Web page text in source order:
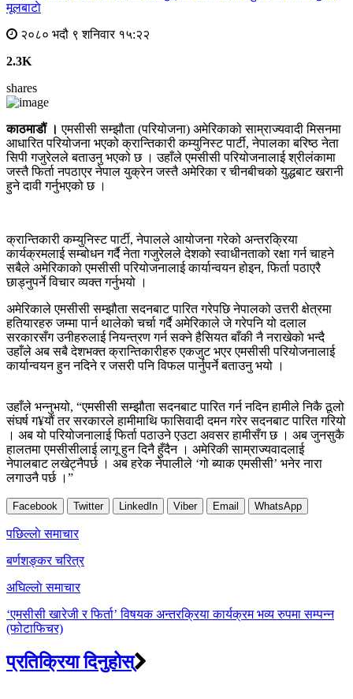
मूलबाटाे
२०८० भदौ ९ शनिवार १५:२२
2.3K
shares
काठमाडौं । एमसीसी सम्झौता (परियोजना) अमेरिकाको साम्राज्यवादी मिसनमा
आधारित परियोजना भएको क्रान्तिकारी कम्युनिस्ट पार्टी, नेपालका बरिष्ठ नेता
सिपी गजुरेलले बताउनु भएको छ । उहाँले एमसीसी परियोजनालाई श्रीलंकामा
जस्तै फिर्ता नपठाएर नेपाल युक्रेन जस्तै अमेरिका र चीनबीचको युद्धबाट खरानी
हुने दावी गर्नुभएको छ ।
क्रान्तिकारी कम्युनिस्ट पार्टी, नेपालले आयोजना गरेको अन्तरक्रिया
कार्यक्रमलाई सम्बोधन गर्दै नेता गजुरेलले देशको स्वाधीनताको रक्षा गर्न चाहने
सबैले अमेरिकाको एमसीसी परियोजनालाई कार्यान्वयन होइन, फिर्ता पठाएरै
छाड्नुपर्ने विचार व्यक्त गर्नुभयो ।
अमेरिकाले एमसीसी सम्झौता सदनबाट पारित गरेपछि नेपालको उत्तरी क्षेत्रमा
हतियारहरु जम्मा पार्न थालेको चर्चा गर्दै अमेरिकाले जे गरेपनि यो दलाल
सरकारसँग उनीहरुलाई नियन्त्रण गर्न सक्ने हैसियत बाँकी नै नराखेको भन्दै
उहाँले अब सबै देशभक्त क्रान्तिकारीहरु एकजुट भएर एमसीसी परियोजनालाई
कार्यान्वयन हुन नदिने र जसरी पनि विफल पार्नुपर्ने बताउनु भयो ।
उहाँले भन्नुभयो, “एमसीसी सम्झौता सदनबाट पारित गर्न नदिन हामीले निकै ठूलो
संघर्ष ग¥यौं तर सरकारले हामीमाथि फासिवादी दमन गरेर सदनबाट पारित गरियो
। अब यो परियोजनालाई फिर्ता पठाउने एउटा अवसर हामीसँग छ । अब जुनसुकै
हालतमा एमसीसीलाई लागू हुन दिनै हुँदैन । अमेरिकी साम्राज्यवादलाई
नेपालबाट लखेट्नैपर्छ । अब हरेक नेपालीले ‘गो ब्याक एमसीसी’ भनेर नारा
लगाउनै पर्छ ।”
Facebook Twitter LinkedIn Viber Email WhatsApp
Post
navigation
पछिल्लाे समाचार
बर्णशङ्कर चरित्र
अघिल्लाे समाचार
‘एमसीसी खारेजी र फिर्ता’ विषयक अन्तरक्रिया कार्यक्रम भव्य रुपमा सम्पन्न
(फोटाफिचर)
प्रतिक्रिया दिनुहोस्